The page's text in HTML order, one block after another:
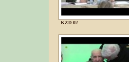
KZD 02